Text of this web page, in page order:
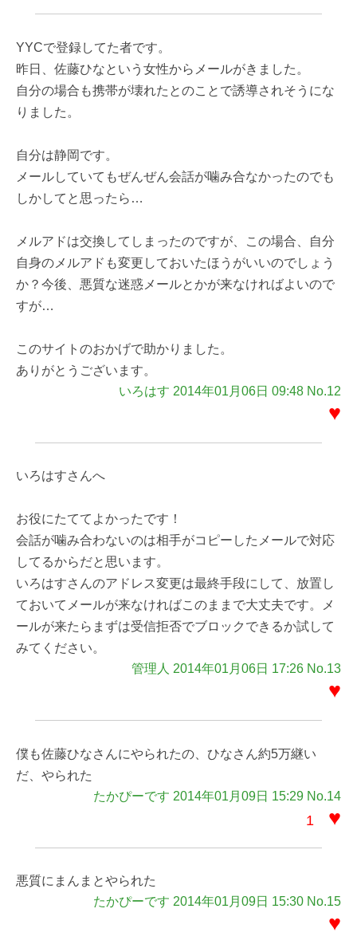
YYCで登録してた者です。
昨日、佐藤ひなという女性からメールがきました。
自分の場合も携帯が壊れたとのことで誘導されそうにな
りました。
自分は静岡です。
メールしていてもぜんぜん会話が噛み合なかったのでも
しかしてと思ったら…
メルアドは交換してしまったのですが、この場合、自分
自身のメルアドも変更しておいたほうがいいのでしょう
か？今後、悪質な迷惑メールとかが来なければよいので
すが…
このサイトのおかげで助かりました。
ありがとうございます。
いろはす 2014年01月06日 09:48 No.12
♥
いろはすさんへ
お役にたててよかったです！
会話が噛み合わないのは相手がコピーしたメールで対応
してるからだと思います。
いろはすさんのアドレス変更は最終手段にして、放置し
ておいてメールが来なければこのままで大丈夫です。メ
ールが来たらまずは受信拒否でブロックできるか試して
みてください。
管理人 2014年01月06日 17:26 No.13
♥
僕も佐藤ひなさんにやられたの、ひなさん約5万継い
だ、やられた
たかぴーです 2014年01月09日 15:29 No.14
1 ♥
悪質にまんまとやられた
たかぴーです 2014年01月09日 15:30 No.15
♥